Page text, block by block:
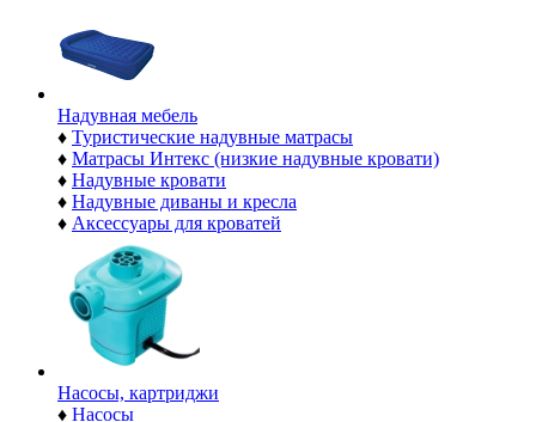
Надувная мебель
♦ Туристические надувные матрасы
♦ Матрасы Интекс (низкие надувные кровати)
♦ Надувные кровати
♦ Надувные диваны и кресла
♦ Аксессуары для кроватей
Насосы, картриджи
♦ Насосы